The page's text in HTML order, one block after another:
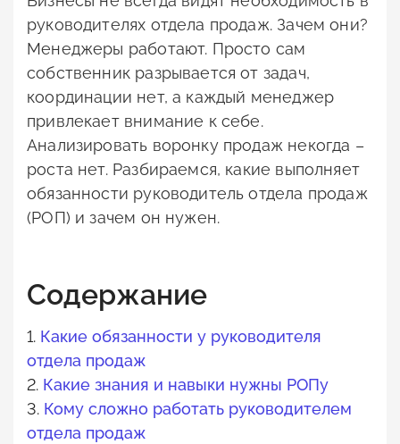
руководителях отдела продаж. Зачем они?
Менеджеры работают. Просто сам
собственник разрывается от задач,
координации нет, а каждый менеджер
привлекает внимание к себе.
Анализировать воронку продаж некогда –
роста нет. Разбираемся, какие выполняет
обязанности руководитель отдела продаж
(РОП) и зачем он нужен.
Содержание
1. Какие обязанности у руководителя
отдела продаж
2. Какие знания и навыки нужны РОПу
3. Кому сложно работать руководителем
отдела продаж